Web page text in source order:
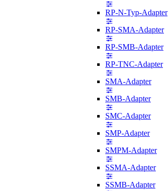
RP-N-Typ-Adapter
RP-SMA-Adapter
RP-SMB-Adapter
RP-TNC-Adapter
SMA-Adapter
SMB-Adapter
SMC-Adapter
SMP-Adapter
SMPM-Adapter
SSMA-Adapter
SSMB-Adapter